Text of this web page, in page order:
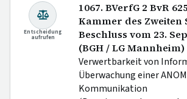
Entscheidung
aufrufen
1067. BVerfG 2 BvR
Kammer des Zweiten
Beschluss vom 23.
(BGH / LG Mannheim)
Verwertbarkeit von
Überwachung einer
Kommunikation